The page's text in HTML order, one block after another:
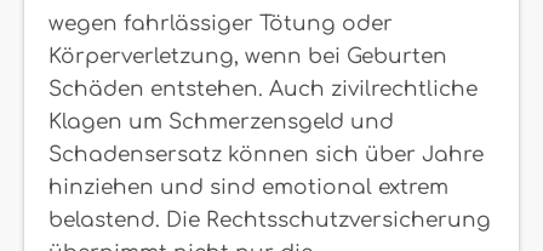
wegen fahrlässiger Tötung oder
Körperverletzung, wenn bei Geburten
Schäden entstehen. Auch zivilrechtliche
Klagen um Schmerzensgeld und
Schadensersatz können sich über Jahre
hinziehen und sind emotional extrem
belastend. Die Rechtsschutzversicherung